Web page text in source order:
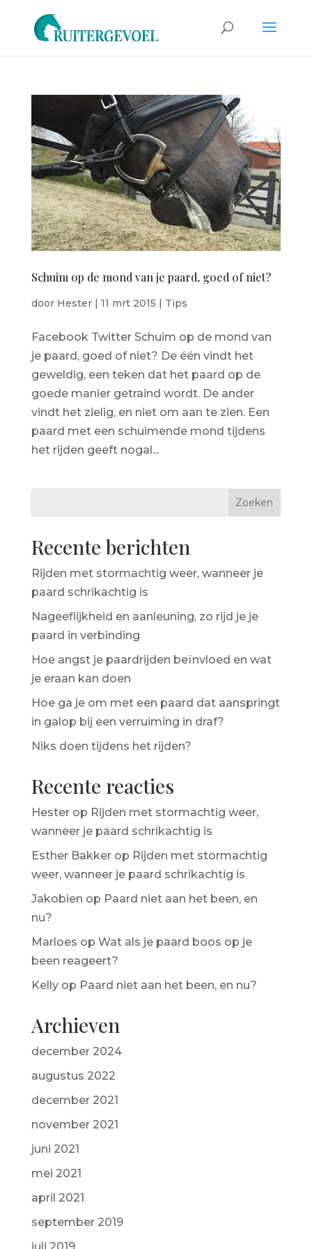
Schuim op de mond van je paard, goed of niet?
door Hester| 11 mrt 2015 | Tips
Facebook Twitter Schuim op de mond van
je paard, goed of niet? De één vindt het
geweldig, een teken dat het paard op de
goede manier getraind wordt. De ander
vindt het zielig, en niet om aan te zien. Een
paard met een schuimende mond tijdens
het rijden geeft nogal...
Recente berichten
Rijden met stormachtig weer, wanneer je
paard schrikachtig is
Nageeflijkheid en aanleuning, zo rijd je je
paard in verbinding
Hoe angst je paardrijden beïnvloed en wat
je eraan kan doen
Hoe ga je om met een paard dat aanspringt
in galop bij een verruiming in draf?
Niks doen tijdens het rijden?
Recente reacties
Hesterop Rijden met stormachtig weer,
wanneer je paard schrikachtig is
Esther Bakkerop Rijden met stormachtig
weer, wanneer je paard schrikachtig is
Jakobien op Paard niet aan het been, en
nu?
Marloes op Wat als je paard boos op je
been reageert?
Kellyop Paard niet aan het been, en nu?
Archieven
december 2024
augustus 2022
december 2021
november 2021
juni 2021
mei 2021
april 2021
september 2019